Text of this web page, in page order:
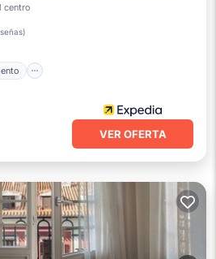
centro
)
Aparcamiento
VER OFERTA